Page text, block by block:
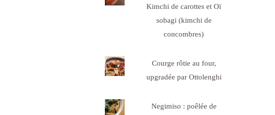
Kimchi de carottes et Oï
sobagi (kimchi de
concombres)
Courge rôtie au four,
upgradée par Ottolenghi
Negimiso : poêlée de